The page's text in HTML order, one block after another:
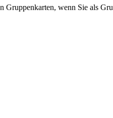
Gruppenkarten, wenn Sie als